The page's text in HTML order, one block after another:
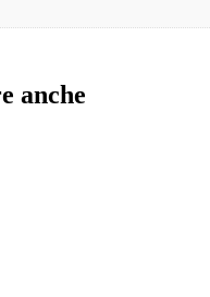
anche